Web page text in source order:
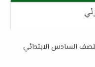
للصف السادس الابتدائي